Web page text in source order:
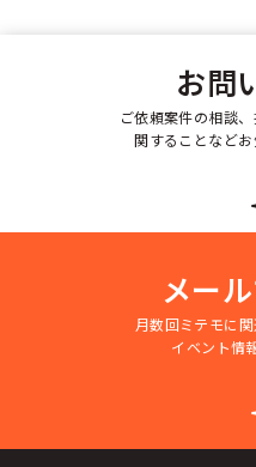
お問
ご依頼案件の相談
関することなど
メー
月数回ミテモに
イベント情